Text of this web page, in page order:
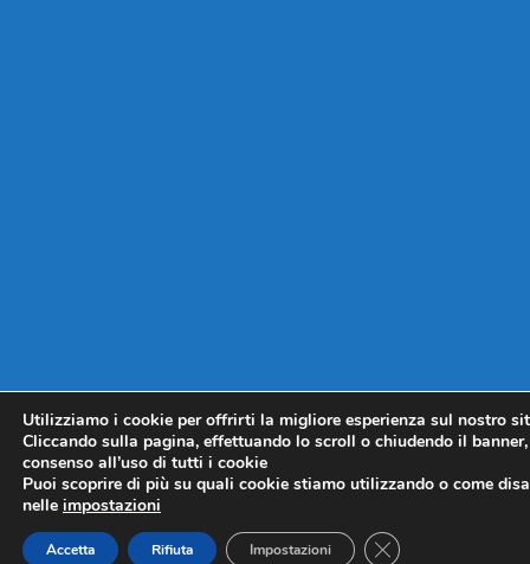
Utilizziamo i cookie per offrirti la migliore esperienza sul nostro
Cliccando sulla pagina, effettuando lo scroll o chiudendo il
consenso all’uso di tutti i cookie
Puoi scoprire di più su quali cookie stiamo utilizzando o come
nelle impostazioni
Accetta Rifiuta Impostazioni CLOSE GDPR